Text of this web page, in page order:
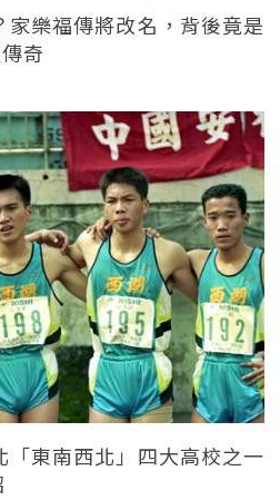
家樂福傳將改名，背後竟是
奇
東南西北」四大高校之一